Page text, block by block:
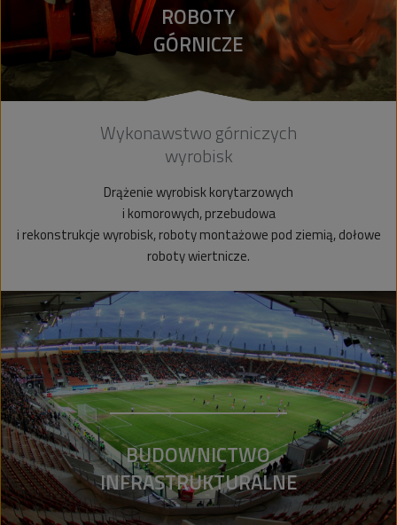
ROBOTY
GÓRNICZE
Wykonawstwo górniczych
wyrobisk
Drążenie wyrobisk korytarzowych
i komorowych, przebudowa
i rekonstrukcje wyrobisk, roboty montażowe pod ziemią, dołowe
roboty wiertnicze.
BUDOWNICTWO
INFRASTRUKTURALNE